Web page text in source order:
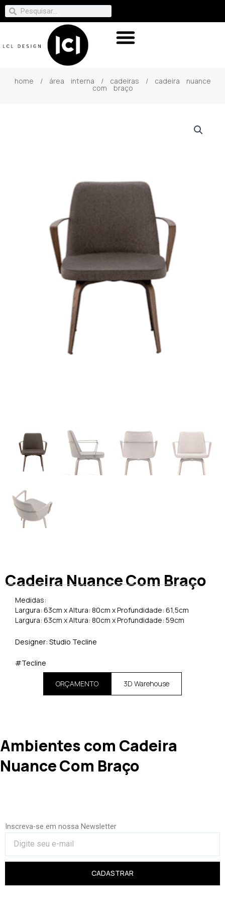
home / área interna / cadeiras / cadeira nuance
com braço
Cadeira Nuance Com Braço
Medidas:
Largura: 63cm x Altura: 80cm x Profundidade: 61,5cm
Largura: 63cm x Altura: 80cm x Profundidade: 59cm
Designer: Studio Tecline
#Tecline
ORÇAMENTO 3D Warehouse
Ambientes com Cadeira
Nuance Com Braço
Inscreva-se em nossa Newsletter
CADASTRAR